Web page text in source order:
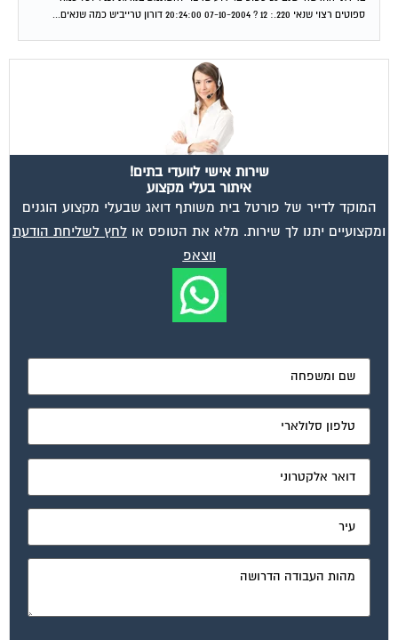
ספוטים רצוי שנאי 220.: 12 ? 07-10-2004 20:24:00 דורון טרייביש כמה שנאים...
שירות אישי לוועדי בתים!
איתור בעלי מקצוע
המוקד לדייר של פורטל בית משותף דואג שבעלי מקצוע הוגנים
ומקצועיים יתנו לך שירות. מלא את הטופס או לחץ לשליחת הודעת
ווצאפ